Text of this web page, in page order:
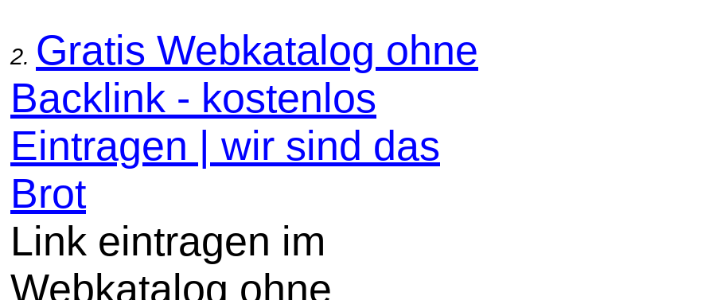
2. Gratis Webkatalog ohne
Backlink - kostenlos
Eintragen | wir sind das
Brot
Link eintragen im
Webkatalog ohne